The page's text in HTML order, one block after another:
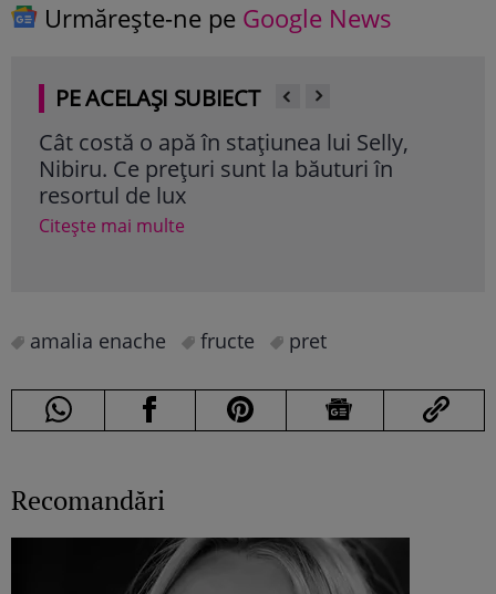
Urmărește-ne pe Google News
PE ACELAȘI SUBIECT
Cât costă o apă în stațiunea lui Selly,
Nibiru. Ce prețuri sunt la băuturi în
resortul de lux
Citește mai multe
amalia enache fructe pret
Recomandări